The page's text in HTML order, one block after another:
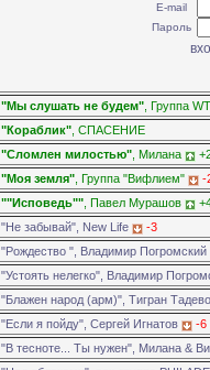
E-mail
Пароль
"Мы слушать не будем", Группа
"Кораблик", СПАСЕНИЕ
"Сломлен милостью", Милана
"Моя земля", Группа "Вифлием"
-
""Исповедь"", Павел Мурашов
"Не забывай", New Life
-3
"Рождество ", Владимир Погромский
"Устоять нелегко", Владимир
"Блажен народ (арм)", Тигран
"Если я пойду", Сергей Игнатов
-6
"В тесноте... Ты нужен", Милана &